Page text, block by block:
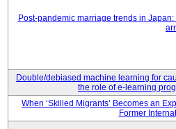
Post-pandemic marriage trends in
Double/debiased machine learning for
the role of e-learning
When ‘Skilled Migrants’ Becomes an
Former